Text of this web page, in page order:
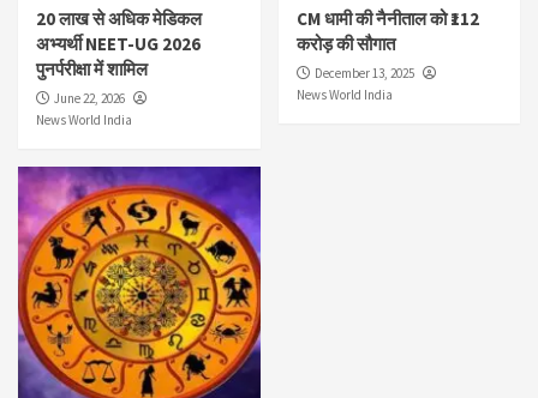
20 लाख से अधिक मेडिकल
अभ्यर्थी NEET-UG 2026
पुनर्परीक्षा में शामिल
June 22, 2026
News World India
CM धामी की नैनीताल को ₹112
करोड़ की सौगात
December 13, 2025
News World India